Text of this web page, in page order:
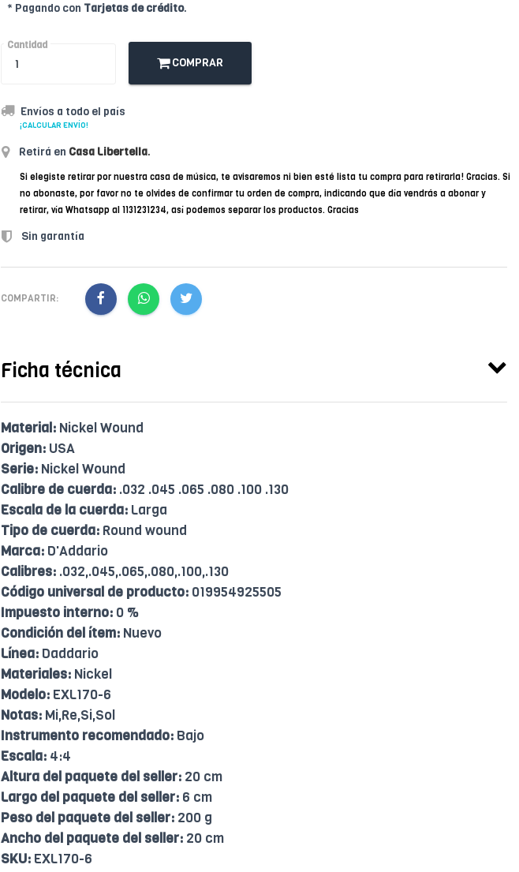
* Pagando con Tarjetas de crédito.
Cantidad
COMPRAR
Envíos a todo el país
¡CALCULAR ENVÍO!
Retirá en Casa Libertella.
Si elegiste retirar por nuestra casa de música, te avisaremos ni bien esté lista tu compra para retirarla! Gracias. Si
no abonaste, por favor no te olvides de confirmar tu orden de compra, indicando que día vendrás a abonar y
retirar, vía Whatsapp al 1131231234, así podemos separar los productos. Gracias
Sin garantía
COMPARTIR:
Ficha técnica
Material: Nickel Wound
Origen: USA
Serie: Nickel Wound
Calibre de cuerda: .032 .045 .065 .080 .100 .130
Escala de la cuerda: Larga
Tipo de cuerda: Round wound
Marca: D'Addario
Calibres: .032,.045,.065,.080,.100,.130
Código universal de producto: 019954925505
Impuesto interno: 0 %
Condición del ítem: Nuevo
Línea: Daddario
Materiales: Nickel
Modelo: EXL170-6
Notas: Mi,Re,Si,Sol
Instrumento recomendado: Bajo
Escala: 4:4
Altura del paquete del seller: 20 cm
Largo del paquete del seller: 6 cm
Peso del paquete del seller: 200 g
Ancho del paquete del seller: 20 cm
SKU: EXL170-6